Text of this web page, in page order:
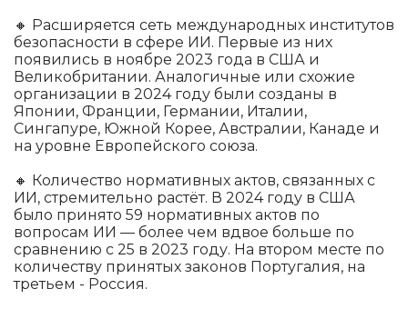
🔸 Расширяется сеть международных институтов
безопасности в сфере ИИ. Первые из них
появились в ноябре 2023 года в США и
Великобритании. Аналогичные или схожие
организации в 2024 году были созданы в
Японии, Франции, Германии, Италии,
Сингапуре, Южной Корее, Австралии, Канаде и
на уровне Европейского союза.
🔸 Количество нормативных актов, связанных с
ИИ, стремительно растёт. В 2024 году в США
было принято 59 нормативных актов по
вопросам ИИ — более чем вдвое больше по
сравнению с 25 в 2023 году. На втором месте по
количеству принятых законов Португалия, на
третьем - Россия.